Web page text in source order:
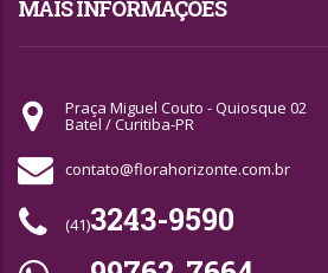
MAIS INFORMAÇÕES
Praça Miguel Couto - Quiosque 02
Batel / Curitiba-PR
contato@florahorizonte.com.br
(41)3243-9590